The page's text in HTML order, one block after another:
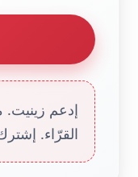
إدعم زينيت.
القرّاء.